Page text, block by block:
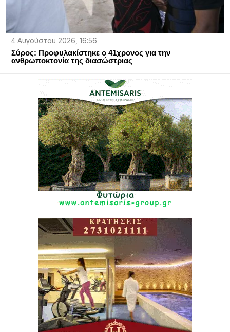
4 Αυγούστου 2026, 16:56
Σύρος: Προφυλακίστηκε ο 41χρονος για την
ανθρωποκτονία της διασώστριας